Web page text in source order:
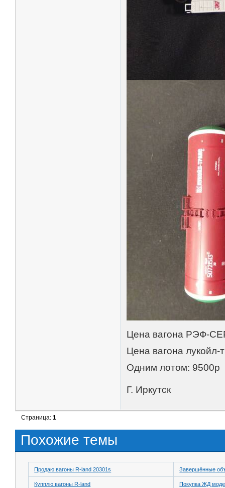
Цена вагона РЭФ-
Цена вагона лукойл-
Одним лотом: 9500р
Г. Иркутск
Страница:1
Похожие темы
Продаю вагоны R-land 20301s Завершённые
Купплю вагоны R-land Покупка ЖД